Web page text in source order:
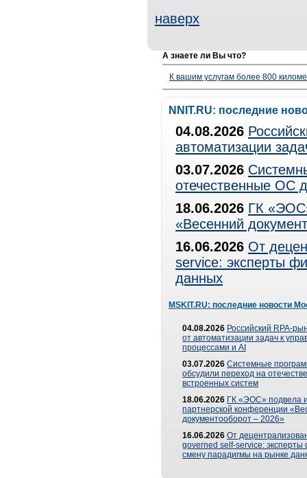
наверх
А знаете ли Вы что?
К вашим услугам более 800
NNIT.RU: последние
04.08.2026
автоматизации
03.07.2026
отечественные ОС
18.06.2026 ГК
«Весенний
16.06.2026 От
service: эксперты
данных
MSKIT.RU: последние новости
04.08.2026 Российский RPA-
от автоматизации задач к
процессами и AI
03.07.2026 Системные
обсудили переход на
встроенных систем
18.06.2026 ГК «ЭОС» подвела
партнерской конференции
документооборот – 2026»
16.06.2026 От
governed self-service: эксперты
смену парадигмы на рынке